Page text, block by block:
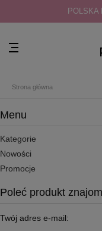
POLSKA
Strona główna
Menu
Kategorie
Nowości
Promocje
Poleć produkt
Twój adres e-mail: